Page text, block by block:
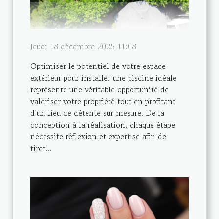
Jeudi 18 décembre 2025 11:08
Optimiser le potentiel de votre espace
extérieur pour installer une piscine idéale
représente une véritable opportunité de
valoriser votre propriété tout en profitant
d’un lieu de détente sur mesure. De la
conception à la réalisation, chaque étape
nécessite réflexion et expertise afin de
tirer...